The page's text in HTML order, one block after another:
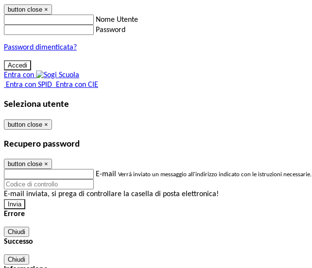
button close ×
Nome Utente
Password
Password dimenticata?
Entra con
Entra con SPID Entra con CIE
Seleziona utente
button close ×
Recupero password
button close ×
E-mail Verrà inviato un messaggio all'indirizzo indicato con le istruzioni necessarie.
E-mail inviata, si prega di controllare la casella di posta elettronica!
Errore
Chiudi
Successo
Chiudi